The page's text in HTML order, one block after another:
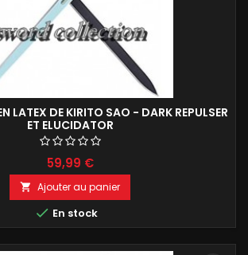
LATEX DE KIRITO SAO - DARK REPULSER
ET ELUCIDATOR
59,99 €
 Ajouter au panier
 En stock